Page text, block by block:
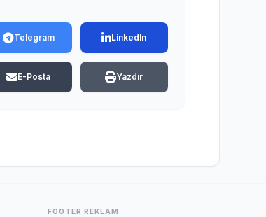
Telegram LinkedIn
E-Posta Yazdır
FOOTER REKLAM